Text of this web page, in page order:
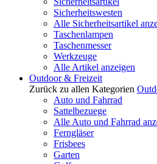
Sicherheitswesten
Alle Sicherheitsartikel
Taschenlampen
Taschenmesser
Werkzeuge
Alle Artikel anzeigen
Outdoor & Freizeit
Zurück zu allen Kategorien
Auto und Fahrrad
Sattelbezuege
Alle Auto und Fahrrad
Ferngläser
Frisbees
Garten